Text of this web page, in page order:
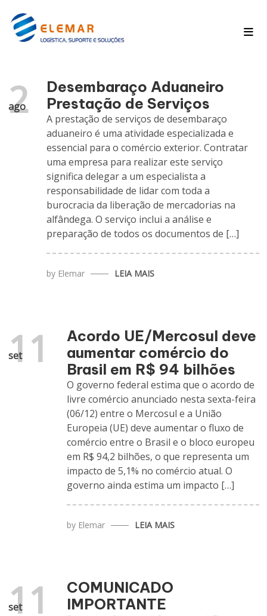
ago
2
Desembaraço Aduaneiro
Prestação de Serviços
A prestação de serviços de desembaraço
aduaneiro é uma atividade especializada e
essencial para o comércio exterior. Contratar
uma empresa para realizar este serviço
significa delegar a um especialista a
responsabilidade de lidar com toda a
burocracia da liberação de mercadorias na
alfândega. O serviço inclui a análise e
preparação de todos os documentos de […]
by Elemar LEIA MAIS
set
11
Acordo UE/Mercosul deve
aumentar comércio do
Brasil em R$ 94 bilhões
O governo federal estima que o acordo de
livre comércio anunciado nesta sexta-feira
(06/12) entre o Mercosul e a União
Europeia (UE) deve aumentar o fluxo de
comércio entre o Brasil e o bloco europeu
em R$ 94,2 bilhões, o que representa um
impacto de 5,1% no comércio atual. O
governo ainda estima um impacto […]
by Elemar LEIA MAIS
set
11
COMUNICADO
IMPORTANTE